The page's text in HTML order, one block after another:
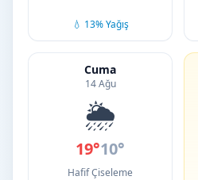
💧 13% Yağış
Cuma
14 Ağu
🌦️
19°10°
Hafif Çiseleme